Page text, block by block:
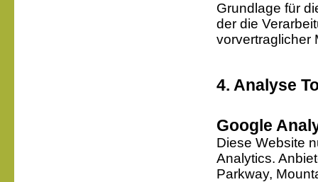
Grundlage für
der die
vorvertraglicher
4. Analyse
Google
Diese Website
Analytics.
Parkway,